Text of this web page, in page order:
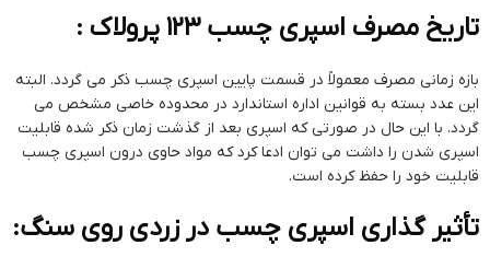
تاریخ مصرف اسپری چسب ۱۲۳ پرولاک :
بازه زمانی مصرف معمولاً در قسمت پایین اسپری چسب ذکر می گردد. البته
این عدد بسته به قوانین اداره استاندارد در محدوده خاصی مشخص می
گردد. با این حال در صورتی که اسپری بعد از گذشت زمان ذکر شده قابلیت
اسپری شدن را داشت می توان ادعا کرد که مواد حاوی درون اسپری چسب
قابلیت خود را حفظ کرده است.
تأثیر گذاری اسپری چسب در زردی روی سنگ: